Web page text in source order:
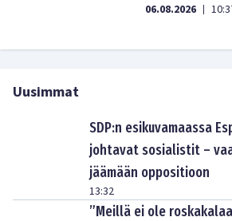
06.08.2026 |
Uusimmat
SDP:n esikuvamaassa
johtavat sosialistit –
jäämään oppositioon
13:32
”Meillä ei ole